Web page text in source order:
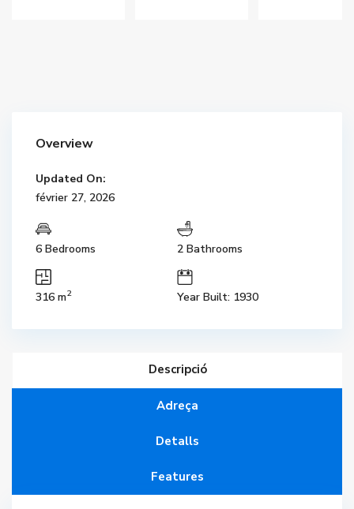
Overview
Updated On:
février 27, 2026
6 Bedrooms 2 Bathrooms
316 m2 Year Built: 1930
Descripció
Adreça
Detalls
Features